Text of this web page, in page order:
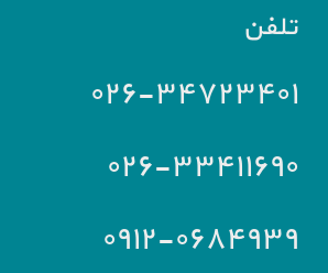
تلفن
۰۲۶-۳۴۷۲۳۴۰۱
۰۲۶-۳۳۴۱۱۶۹۰
۰۹۱۲-۰۶۸۴۹۳۹